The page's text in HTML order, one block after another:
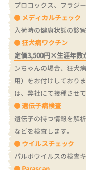
プロコックス、フラジ
メディカルチェック
入荷時の健康状態の診
狂犬病ワクチン
定価3,500円×生涯年数
ンちゃんの場合、狂犬
用）をお付けしておりま
は、弊社にて接種させ
遺伝子病検査
遺伝子の持つ情報を解
などを検査します。
ウイルスチェック
パルボウイルスの検査